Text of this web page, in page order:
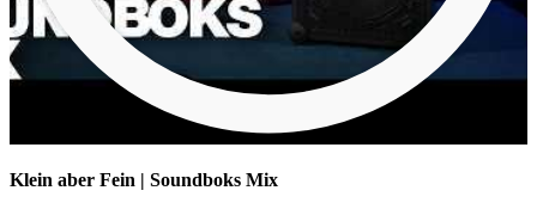
Klein aber Fein | Soundboks Mix